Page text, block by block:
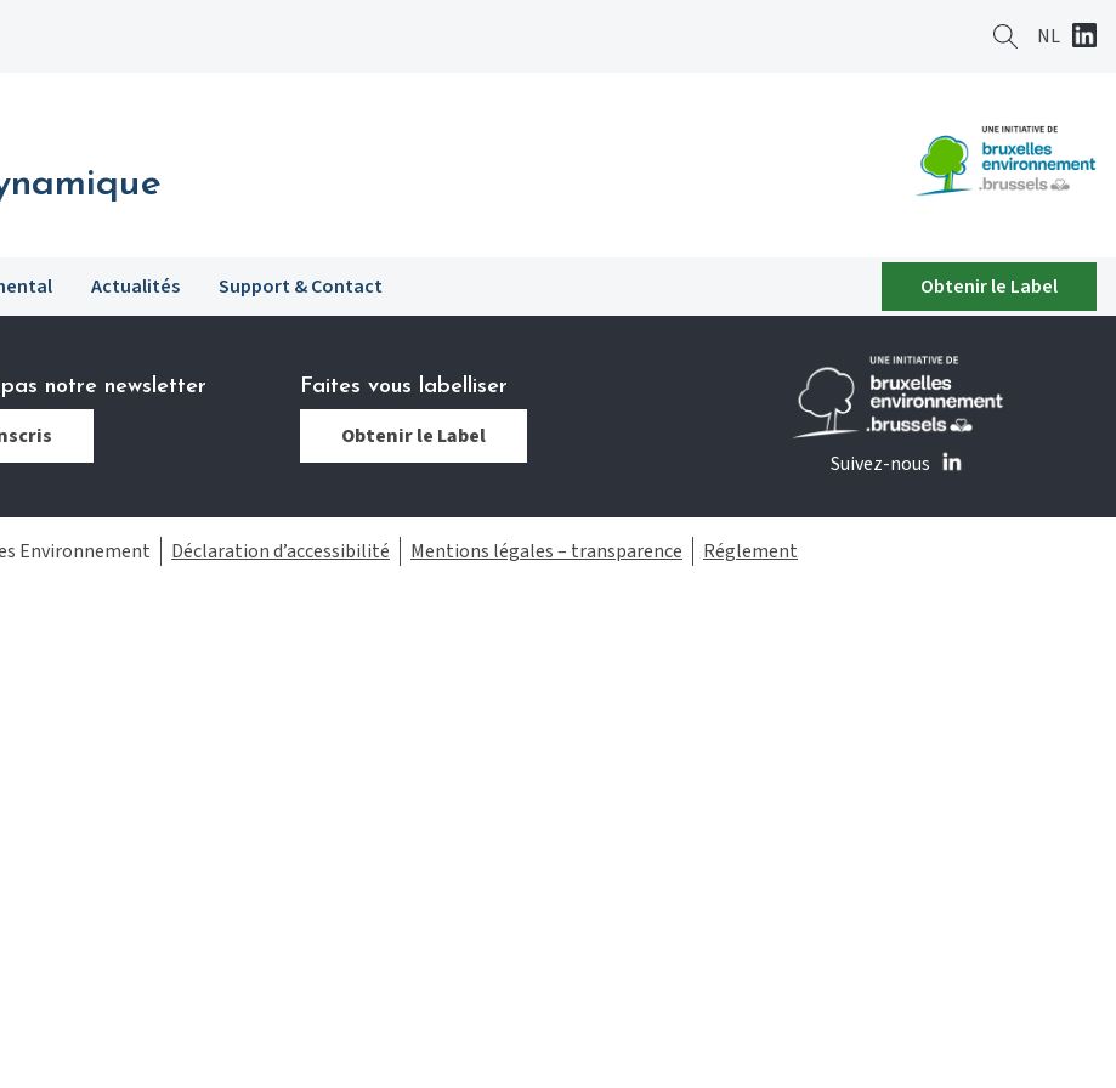
NL
Actualités Support & Contact Obtenir le Label
notre newsletter Faites vous labelliser
Obtenir le Label
Suivez-nous
Environnement Déclaration d’accessibilité Mentions légales – transparence Réglement